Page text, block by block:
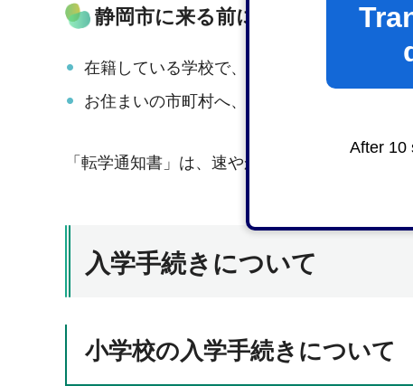
After 10
静岡市に来る前に、準備するもの
在籍している学校で、「在学証明書」「教科
お住まいの市町村へ、転出届を出し「転出証
「転学通知書」は、速やかに転校先の学校へ持
入学手続きについて
小学校の入学手続きについて